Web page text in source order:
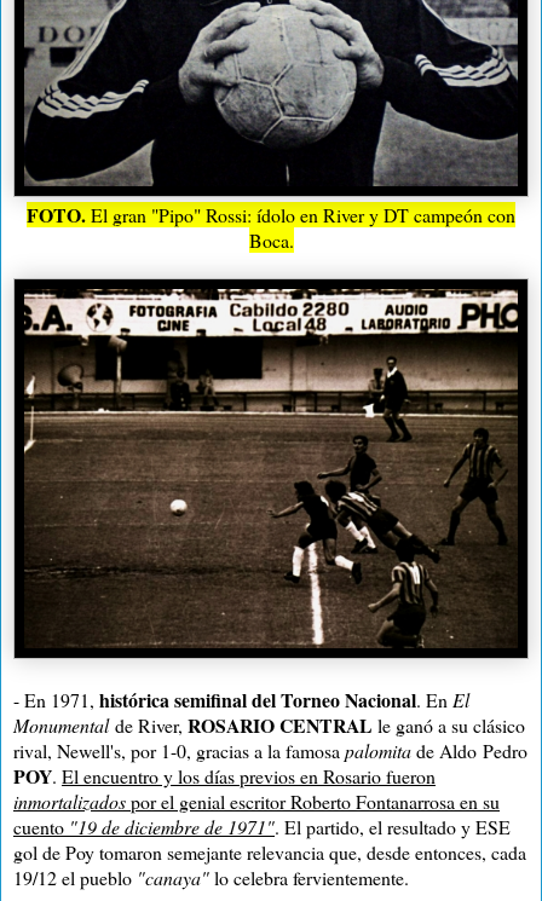
FOTO.El gran "Pipo" Rossi: ídolo en River y DT campeón con
Boca.
- En 1971, histórica semifinal del Torneo Nacional. En El
Monumentalde River, ROSARIO CENTRAL le ganó a su clásico
rival, Newell's, por 1-0, gracias a la famosa palomitade Aldo Pedro
POY. El encuentro y los días previos en Rosario fueron
inmortalizadospor el genial escritor Roberto Fontanarrosa en su
cuento "19 de diciembre de 1971". El partido, el resultado y ESE
gol de Poy tomaron semejante relevancia que, desde entonces, cada
19/12 el pueblo "canaya"lo celebra fervientemente.